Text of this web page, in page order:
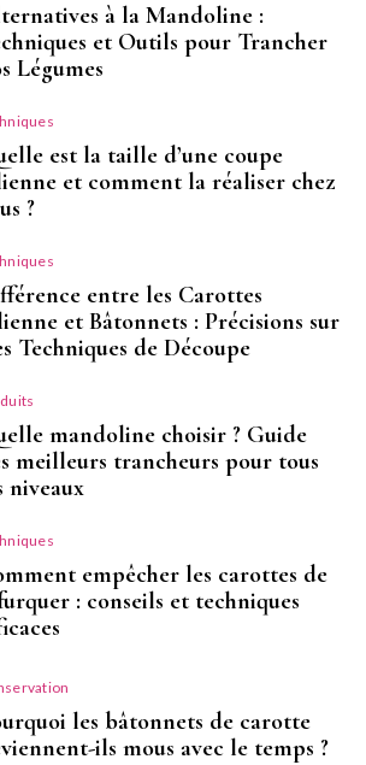
à la Mandoline :
et Outils pour Trancher
Légumes
est la taille d’une coupe
et comment la réaliser chez
?
entre les Carottes
et Bâtonnets : Précisions sur
Techniques de Découpe
mandoline choisir ? Guide
meilleurs trancheurs pour tous
niveaux
empêcher les carottes de
: conseils et techniques
les bâtonnets de carotte
ils mous avec le temps ?